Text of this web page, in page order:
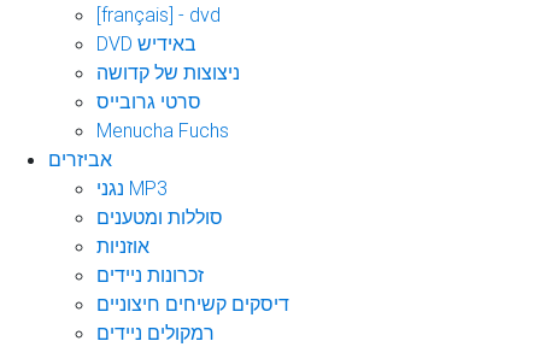
[français] - dvd
DVD באידיש
ניצוצות של קדושה
סרטי גרובייס
Menucha Fuchs
אביזרים
נגני MP3
סוללות ומטענים
אוזניות
זכרונות ניידים
דיסקים קשיחים חיצוניים
רמקולים ניידים